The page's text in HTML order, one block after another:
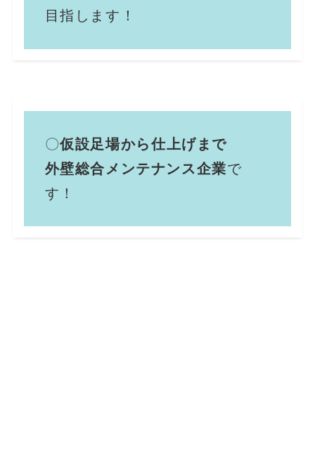
目指します！
〇仮設足場から仕上げまで
外壁総合メンテナンス企業で
す！